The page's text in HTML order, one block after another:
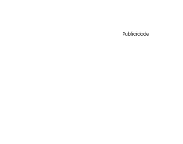
Publicidade